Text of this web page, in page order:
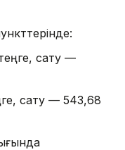
сату —
сату — 543,68